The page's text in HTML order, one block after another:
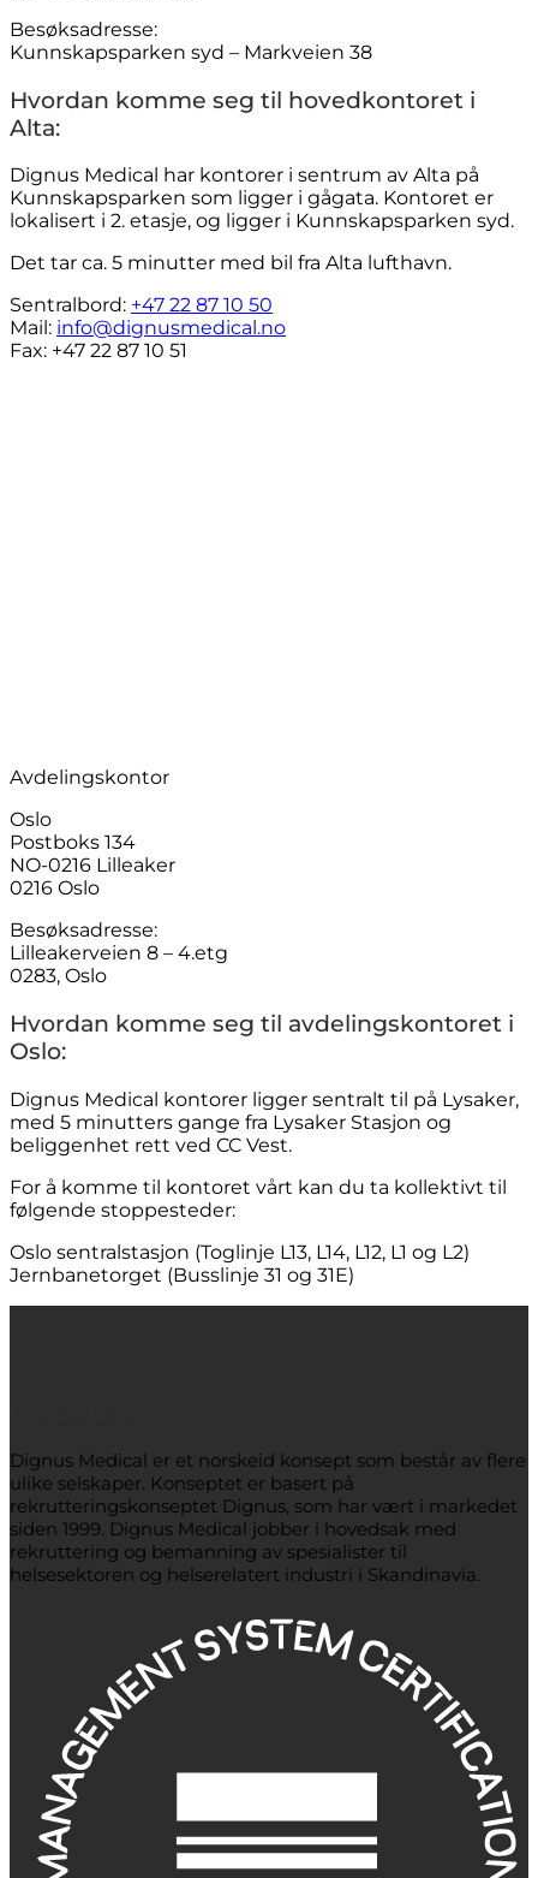
Besøksadresse:
Kunnskapsparken syd – Markveien 38
Hvordan komme seg til hovedkontoret i
Alta:
Dignus Medical har kontorer i sentrum av Alta på
Kunnskapsparken som ligger i gågata. Kontoret er
lokalisert i 2. etasje, og ligger i Kunnskapsparken syd.
Det tar ca. 5 minutter med bil fra Alta lufthavn.
Sentralbord: +47 22 87 10 50
Mail: info@dignusmedical.no
Fax: +47 22 87 10 51
Avdelingskontor
Oslo
Postboks 134
NO-0216 Lilleaker
0216 Oslo
Besøksadresse:
Lilleakerveien 8 – 4.etg
0283, Oslo
Hvordan komme seg til avdelingskontoret i
Oslo:
Dignus Medical kontorer ligger sentralt til på Lysaker,
med 5 minutters gange fra Lysaker Stasjon og
beliggenhet rett ved CC Vest.
For å komme til kontoret vårt kan du ta kollektivt til
følgende stoppesteder:
Oslo sentralstasjon (Toglinje L13, L14, L12, L1 og L2)
Jernbanetorget (Busslinje 31 og 31E)
Dignus Medical er et norskeid konsept som består av flere
ulike selskaper. Konseptet er basert på
rekrutteringskonseptet Dignus, som har vært i markedet
siden 1999. Dignus Medical jobber i hovedsak med
rekruttering og bemanning av spesialister til
helsesektoren og helserelatert industri i Skandinavia.